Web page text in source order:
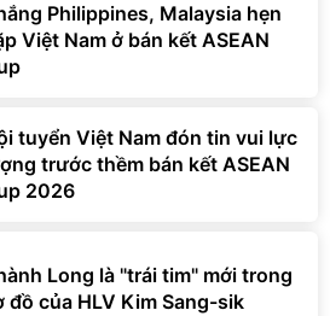
Philippines, Malaysia hẹn
Việt Nam ở bán kết ASEAN
tuyển Việt Nam đón tin vui lực
trước thềm bán kết ASEAN
2026
Long là "trái tim" mới trong
đồ của HLV Kim Sang-sik